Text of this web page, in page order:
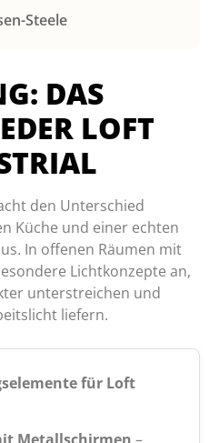
Steele
DAS
LOFT
den Unterschied
Küche und einer echten
In offenen Räumen mit
Lichtkonzepte an,
unterstreichen und
liefern.
für Loft